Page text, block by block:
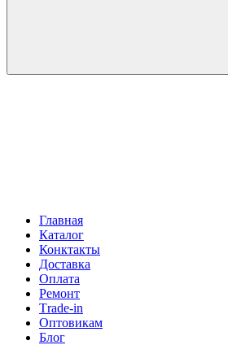
Главная
Каталог
Конктакты
Доставка
Оплата
Ремонт
Тrade-in
Оптовикам
Блог